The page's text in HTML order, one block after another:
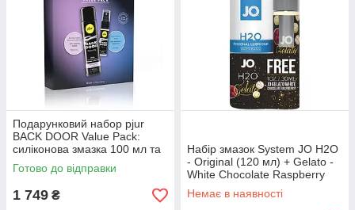
Подарунковий набор pjur
BACK DOOR Value Pack:
силіконова змазка 100 мл та
розслаблювальний спрей 20
Готово до відправки
1 749 ₴
Набір змазок System JO H2O
- Original (120 мл) + Gelato -
White Chocolate Raspberry
(30 мл)
Немає в наявності